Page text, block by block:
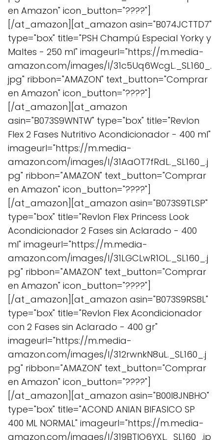
en Amazon" icon_button="????"]
[/at_amazon][at_amazon asin="B074JCTTD7"
type="box" title="PSH Champú Especial Yorky y
Maltes - 250 ml" imageurl="https://m.media-
amazon.com/images/I/31c5Uq6WcgL._SL160_.
jpg" ribbon="AMAZON" text_button="Comprar
en Amazon" icon_button="????"]
[/at_amazon][at_amazon
asin="B073S9WNTW" type="box" title="Revlon
Flex 2 Fases Nutritivo Acondicionador - 400 ml"
imageurl="https://m.media-
amazon.com/images/I/31AaOT7fRdL._SL160_.j
pg" ribbon="AMAZON" text_button="Comprar
en Amazon" icon_button="????"]
[/at_amazon][at_amazon asin="B073S9TLSP"
type="box" title="Revlon Flex Princess Look
Acondicionador 2 Fases sin Aclarado - 400
ml" imageurl="https://m.media-
amazon.com/images/I/31LGCLwR1OL._SL160_.j
pg" ribbon="AMAZON" text_button="Comprar
en Amazon" icon_button="????"]
[/at_amazon][at_amazon asin="B073S9RS8L"
type="box" title="Revlon Flex Acondicionador
con 2 Fases sin Aclarado - 400 gr"
imageurl="https://m.media-
amazon.com/images/I/312rwnkN8uL._SL160_.j
pg" ribbon="AMAZON" text_button="Comprar
en Amazon" icon_button="????"]
[/at_amazon][at_amazon asin="B00I8JNBHO"
type="box" title="ACOND ANIAN BIFASICO SP
400 ML NORMAL" imageurl="https://m.media-
amazon.com/images/I/319BTlO6YXL._SL160_.jp